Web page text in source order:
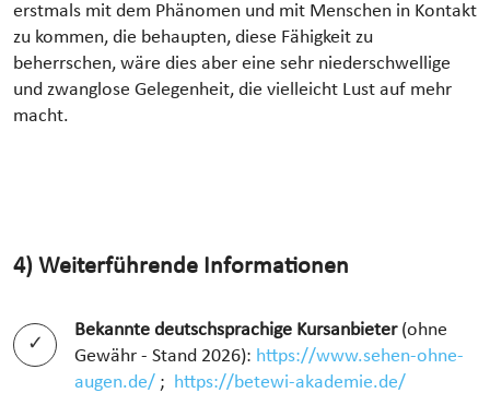
erstmals mit dem Phänomen und mit Menschen in Kontakt
zu kommen, die behaupten, diese Fähigkeit zu
beherrschen, wäre dies aber eine sehr niederschwellige
und zwanglose Gelegenheit, die vielleicht Lust auf mehr
macht.
4) Weiterführende Informationen
Bekannte deutschsprachige Kursanbieter (ohne
Gewähr - Stand 2026): https://www.sehen-ohne-
augen.de/ ; https://betewi-akademie.de/